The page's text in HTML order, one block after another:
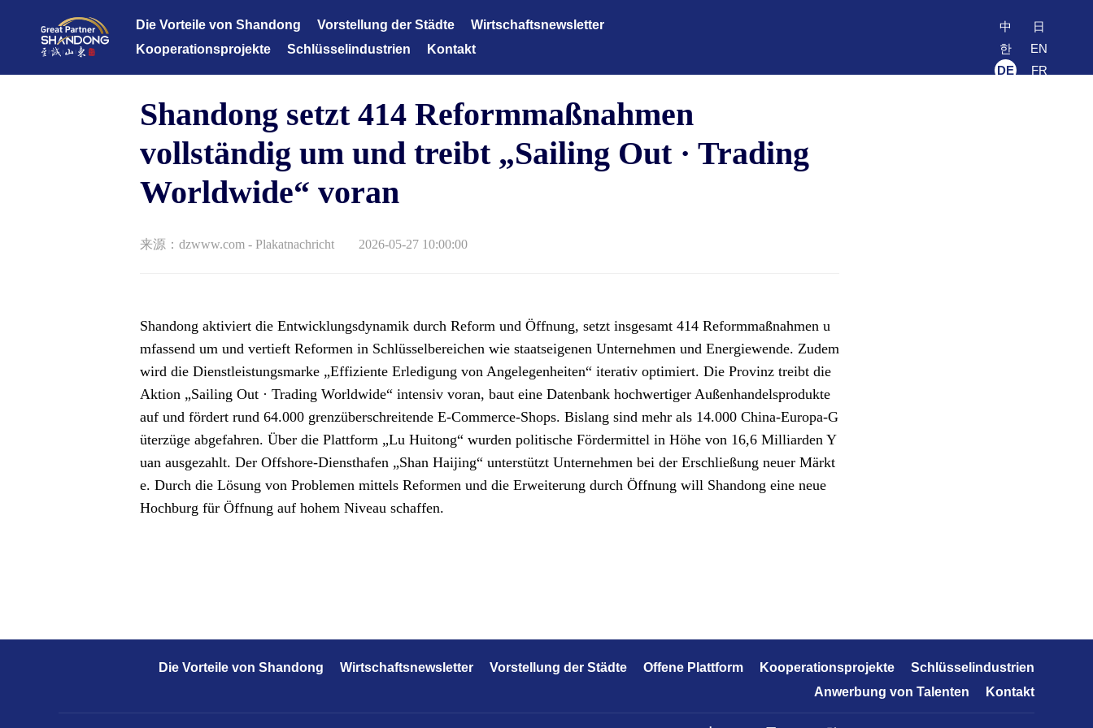
Die Vorteile von Shandong Vorstellung der Städte Wirtschaftsnewsletter
Kooperationsprojekte
Datenbank für Kooperationsprojekte
Schlüsselindustrien
Informationstechnologie der neuen Generation
Fortgeschrittene Ausrüstungen
erneuerbare Energien und neue Materialien
Moderne Ozeane
Gesundheitspflege und medizinische Versorgung
Moderne Finanzdienstleistungen
Moderne Leichtindustrie Textilindustrie
Kontakt
中
日
한
EN
DE
FR
Shandong setzt 414 Reformmaßnahmen
vollständig um und treibt „Sailing Out · Trading
Worldwide“ voran
来源：dzwww.com - Plakatnachricht 2026-05-27 10:00:00
Shandong aktiviert die Entwicklungsdynamik durch Reform und Öffnung, setzt insgesamt 414 Reformmaßnahmen u
mfassend um und vertieft Reformen in Schlüsselbereichen wie staatseigenen Unternehmen und Energiewende. Zudem
wird die Dienstleistungsmarke „Effiziente Erledigung von Angelegenheiten“ iterativ optimiert. Die Provinz treibt die
Aktion „Sailing Out · Trading Worldwide“ intensiv voran, baut eine Datenbank hochwertiger Außenhandelsprodukte
auf und fördert rund 64.000 grenzüberschreitende E-Commerce-Shops. Bislang sind mehr als 14.000 China-Europa-G
üterzüge abgefahren. Über die Plattform „Lu Huitong“ wurden politische Fördermittel in Höhe von 16,6 Milliarden Y
uan ausgezahlt. Der Offshore-Diensthafen „Shan Haijing“ unterstützt Unternehmen bei der Erschließung neuer Märkt
e. Durch die Lösung von Problemen mittels Reformen und die Erweiterung durch Öffnung will Shandong eine neue
Hochburg für Öffnung auf hohem Niveau schaffen.
Die Vorteile von Shandong Wirtschaftsnewsletter Vorstellung der Städte Offene Plattform Kooperationsprojekte
Schlüsselindustrien
Anwerbung von Talenten
Kontakt